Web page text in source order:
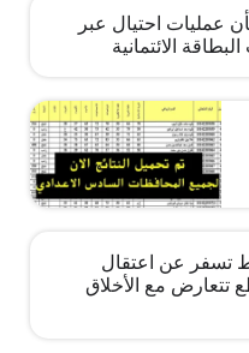
عمليات احتيال عبر
الائتمانية
تسفر عن اعتقال
مع الأخلاق